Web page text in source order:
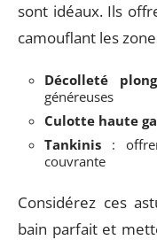
sont idéaux. Ils
camouflant les
Décolleté
généreuses
Culotte haute
Tankinis :
couvrante
Considérez ces
bain parfait et